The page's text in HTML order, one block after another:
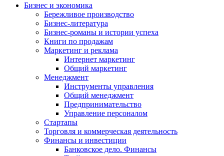
Бизнес и экономика
Бережливое производство
Бизнес-литература
Бизнес-романы и истории успеха
Книги по продажам
Маркетинг и реклама
Интернет маркетинг
Общий маркетинг
Менеджмент
Инструменты управления
Общий менеджмент
Предпринимательство
Управление персоналом
Стартапы
Торговля и коммерческая деятельность
Финансы и инвестиции
Банковское дело. Финансы